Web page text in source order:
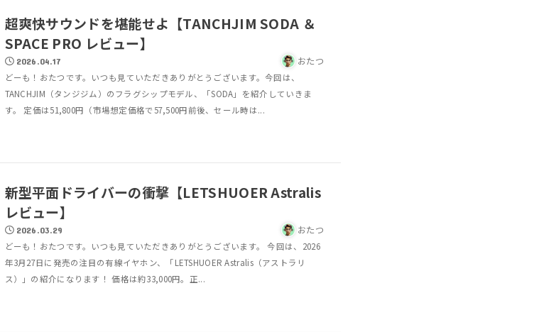
超爽快サウンドを堪能せよ【TANCHJIM SODA ＆
SPACE PRO レビュー】
2026.04.17 おたつ
どーも！おたつです。いつも見ていただきありがとうございます。今回は、
TANCHJIM（タンジジム）のフラグシップモデル、「SODA」を紹介していきま
す。 定価は51,800円（市場想定価格で57,500円前後、セール時は...
新型平面ドライバーの衝撃【LETSHUOER Astralis
レビュー】
2026.03.29 おたつ
どーも！おたつです。いつも見ていただきありがとうございます。 今回は、2026
年3月27日に発売の注目の有線イヤホン、「LETSHUOER Astralis（アストラリ
ス）」の紹介になります！ 価格は約33,000円。正...